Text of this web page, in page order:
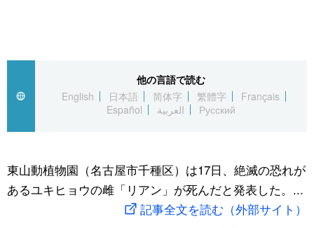
العربية
社会
旅と暮らし
社会
文化
科学・技術
暮らし
お知らせ
他の言語で読む
English
日本語 简体字 繁體字
Français
Español
العربية Русский
東山動植物園（名古屋市千種区）は17日、絶滅の恐れが
あるユキヒョウの雌「リアン」が死んだと発表した。...
記事全文を読む（外部サイト）